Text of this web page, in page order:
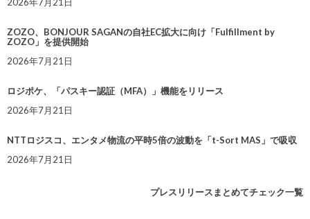
2026年7月21日
ZOZO、BONJOUR SAGANの自社EC拡大に向け「Fulfillment by
ZOZO」を提供開始
2026年7月21日
ロジポケ、「パスキー認証（MFA）」機能をリリース
2026年7月21日
NTTロジスコ、エンタメ物流の平時5倍の波動を「t-Sort MAS」で吸収
2026年7月21日
プレスリリースまとめてチェック一覧